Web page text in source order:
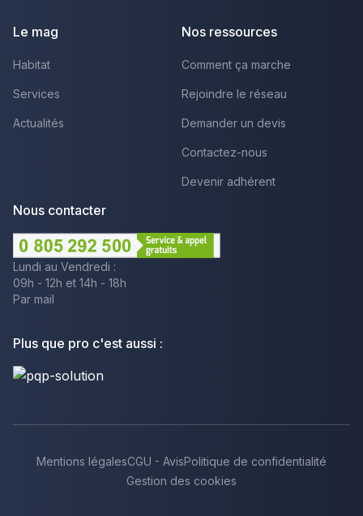
Le mag
Habitat
Services
Actualités
Nos ressources
Comment ça marche
Rejoindre le réseau
Demander un devis
Contactez-nous
Devenir adhérent
Nous contacter
Lundi au Vendredi :
09h - 12h et 14h - 18h
Par mail
Plus que pro c'est aussi :
Mentions légalesCGU - AvisPolitique de confidentialité
Gestion des cookies